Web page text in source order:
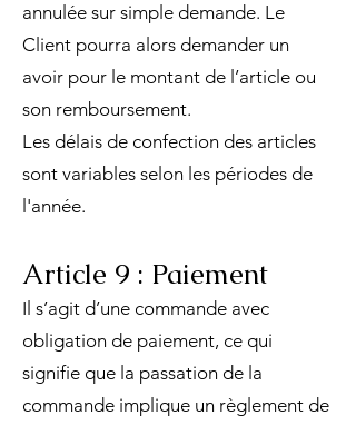
annulée sur simple demande. Le
Client pourra alors demander un
avoir pour le montant de l’article ou
son remboursement.
Les délais de confection des articles
sont variables selon les périodes de
l'année.
Article 9 : Paiement
Il s’agit d’une commande avec
obligation de paiement, ce qui
signifie que la passation de la
commande implique un règlement de